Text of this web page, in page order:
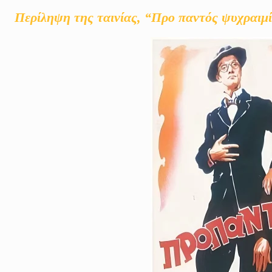
Περίληψη της ταινίας, “Προ παντός